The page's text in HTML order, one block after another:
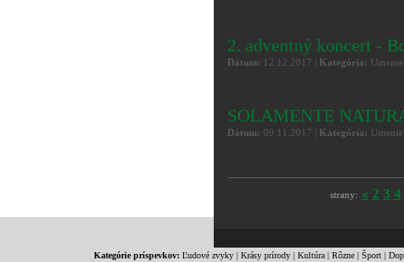
2. adventný koncert -
Dátum: 12.12.2017 | Kategória:
SOLAMENTE
Dátum: 09.11.2017 | Kategória:
strany: « 2 3 4
Kategórie príspevkov: Ľudové zvyky| Krásy prírody| Kultúra| Rôzne| Šport|